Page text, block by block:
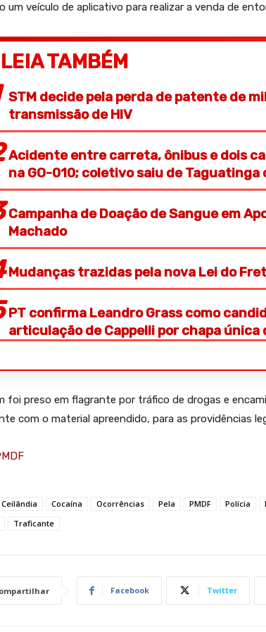
um veículo de aplicativo para realizar a venda de
LEIA TAMBÉM
STM decide pela perda de patente de
transmissão de HIV
Acidente entre carreta, ônibus e dois
na GO-010; coletivo saiu de
Campanha de Doação de Sangue em
Machado
Mudanças trazidas pela nova Lei do
PT confirma Leandro Grass como
articulação de Cappelli por chapa única
foi preso em flagrante por tráfico de drogas e
com o material apreendido, para as providências
Ceilândia Cocaína Ocorrências Pela PMDF Polícia
Traficante
Facebook Twitter